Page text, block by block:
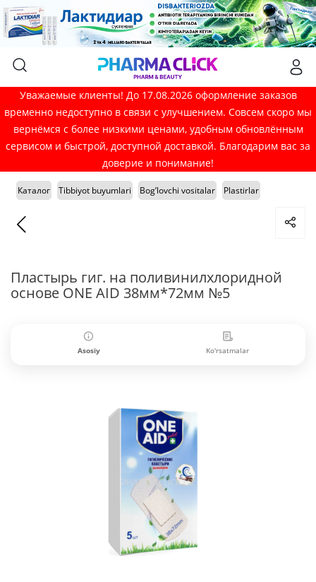
Уважаемые клиенты! До 17.08.2026 оформление заказов
временно недоступно в связи с улучшением. Совсем скоро мы
вернёмся с более низкими ценами, удобным обновлённым
сервисом и быстрой, доступной доставкой. Благодарим вас за
доверие и понимание!
Каталог Tibbiyot buyumlari Bog’lovchi vositalar Plastirlar
Пластырь гиг. на поливинилхлоридной
основе ONE AID 38мм*72мм №5
Asosiy Ko'rsatmalar